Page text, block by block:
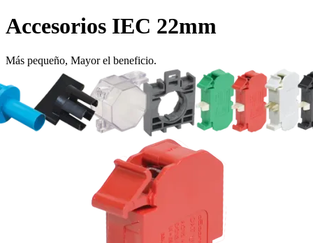
Accesorios IEC 22mm
Más pequeño, Mayor el beneficio.